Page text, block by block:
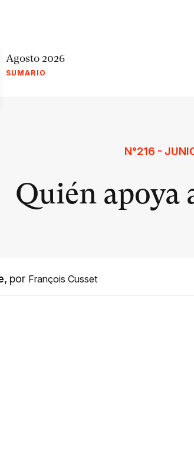
Agosto 2026
SUMARIO
N°216 -
Quién apoya
, por François Cusset